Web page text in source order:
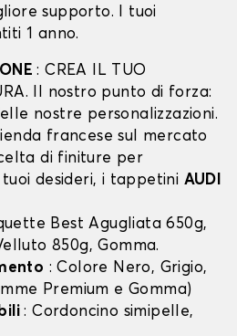
supporto. I tuoi
1 anno.
: CREA IL TUO
Il nostro punto di forza:
nostre personalizzazioni.
francese sul mercato
di finiture per
desideri, i tappetini AUDI
Best Agugliata 650g,
850g, Gomma.
: Colore Nero, Grigio,
Premium e Gomma)
: Cordoncino simipelle,